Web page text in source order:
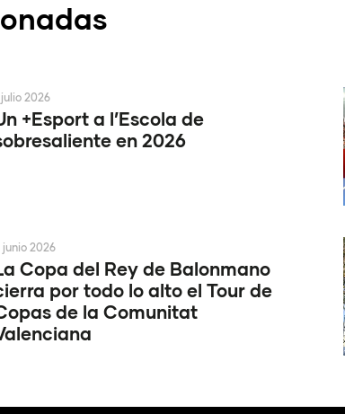
+Esport a l’Escola de
en 2026
julio 2026
Copa del Rey de Balonmano
por todo lo alto el Tour de
de la Comunitat
junio 2026